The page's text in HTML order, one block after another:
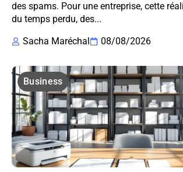
des spams. Pour une entreprise, cette
du temps perdu, des...
Sacha Maréchal
08/08/2026
Business